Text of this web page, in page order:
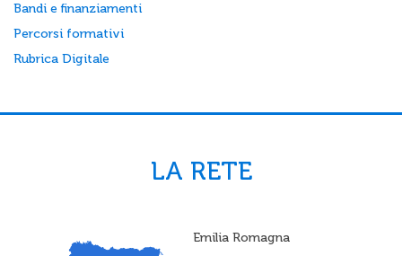
Bandi e finanziamenti
Percorsi formativi
Rubrica Digitale
LA RETE
Emilia Romagna